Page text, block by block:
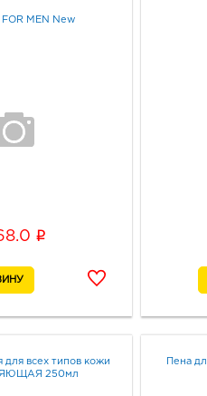
FOR MEN New
i
для всех типов кожи
250мл
Пена